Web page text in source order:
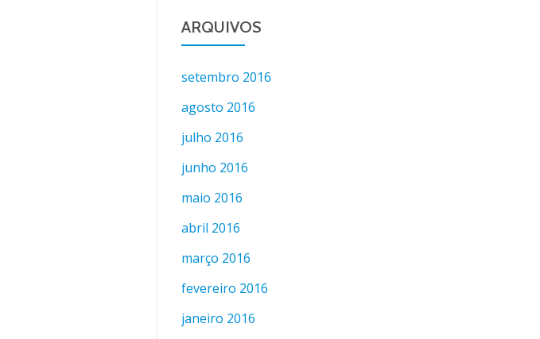
ARQUIVOS
setembro 2016
agosto 2016
julho 2016
junho 2016
maio 2016
abril 2016
março 2016
fevereiro 2016
janeiro 2016